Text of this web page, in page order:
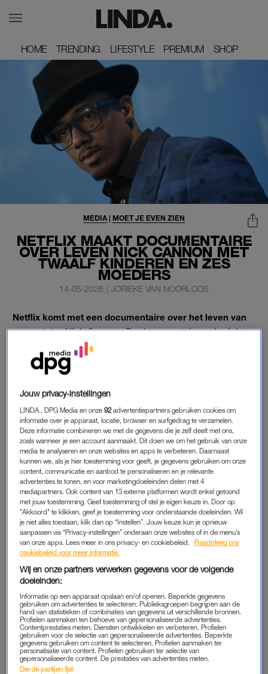
HOME
HOME TRENDING
TRENDING LIFESTYLE
LIFESTYLE PREMIUM
PREMIUM SHOP
SHOP
NETFLIX MAAKT DOCUMENTAIRE
OVER LEVEN NICK CANNON MET
TWAALF KINDEREN EN ZES
MOEDERS
MEDIA | MOET JE EVEN ZIEN
14-05-2026 | JORIEKE VAN NOORLOOS
Netflix komt met een documentaire over het leven van
presentator Nick Cannon. De documentaireserie richt
zich volgens de streamingdienst op het vaderschap van
de acteur en rapper.
het feit dat hij twaalf kinderen heeft.
NICK CANNON
Volgens Netflix geeft Nick Cannon een inkijkje in zijn
“buitengewoon onconventionele leven”, waarin hijtwaalf
kinderenopvoedt en co-ouder is met zes verschillende
moeders. “Maak kennis met de Cannon die de wereld nog
niet kent: oprecht, complex en toegewijd aan de mensen van
wie hij houdt – uiteraard met zijn kenmerkende gevoel voor
humor”, aldus Netflix.
Het is de bedoeling dat de serie in de winter zal verschijnen.
Een titel voor het project is nog niet bekend.
MEER KINDEREN
De acteur zei vorig jaar niet uit te sluiten dat hij in de toekomst
nog een kind krijgt, over “drie of vijf jaar”. “Daar ben ik niet op
tegen”, aldus Cannon. “Ik had nooit gedacht dat ik twaalf
Jouw privacy-instellingen
LINDA., DPG Media en onze92 advertentiepartners gebruiken cookies om
informatie over je apparaat, locatie, browser en surfgedrag te verzamelen.
Deze informatie combineren we met de gegevens die je zelf deelt met ons,
zoals wanneer je een account aanmaakt. Dit doen we om het gebruik van onze
media te analyseren en onze websites en apps te verbeteren. Daarnaast
kunnen we, als je hier toestemming voor geeft, je gegevens gebruiken om onze
content, communicatie en aanbod te personaliseren en je relevante
advertenties te tonen, en voor marketingdoeleinden delen met 4
mediapartners. Ook content van 13 externe platformen wordt enkel getoond
met jouw toestemming. Geef toestemming of stel je eigen keuze in. Door op
"Akkoord" te klikken, geef je toestemming voor onderstaande doeleinden. Wil
je niet alles toestaan, klik dan op “Instellen”. Jouw keuze kun je opnieuw
aanpassen via “Privacy-instellingen” onderaan onze websites of in de menu’s
van onze apps. Lees meer in ons privacy- en cookiebeleid.
Raadpleeg ons
cookiebeleid voor meer informatie.
Wij en onze partners verwerken gegevens voor de volgende
doeleinden:
Informatie op een apparaat opslaan en/of openen. Beperkte gegevens
gebruiken om advertenties te selecteren. Publieksgroepen begrijpen aan de
hand van statistieken of combinaties van gegevens uit verschillende bronnen.
Profielen aanmaken ten behoeve van gepersonaliseerde advertenties.
Contentprestaties meten. Diensten ontwikkelen en verbeteren. Profielen
gebruiken voor de selectie van gepersonaliseerde advertenties. Beperkte
gegevens gebruiken om content te selecteren. Profielen aanmaken ter
personalisatie van content. Profielen gebruiken ter selectie van
gepersonaliseerde content. De prestaties van advertenties meten.
Derde partijen lijst